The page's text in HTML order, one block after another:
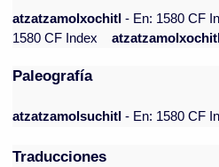
atzatzamolxochitl- En: 1580 CF
1580 CF Index
Paleografía
atzatzamolsuchitl - En: 1580 CF
Traducciones